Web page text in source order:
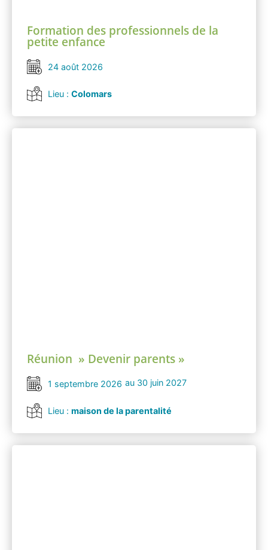
Formation des professionnels de la
petite enfance
24 août 2026
Lieu : Colomars
Réunion » Devenir parents »
1 septembre 2026 au 30 juin 2027
Lieu : maison de la parentalité